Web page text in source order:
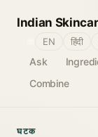
Indian
Ask
Combine
EN हिंदी
घटक